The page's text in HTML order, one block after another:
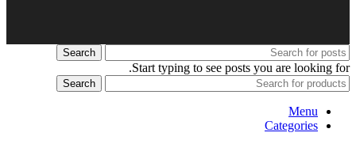
Search
Start typing to see posts you are looking for.
Search
Menu
Categories